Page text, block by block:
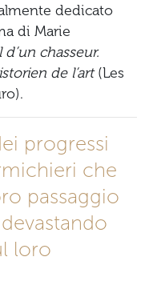
dedicato
di Marie
d’un chasseur.
de l’art(Les
progressi
che
passaggio
loro